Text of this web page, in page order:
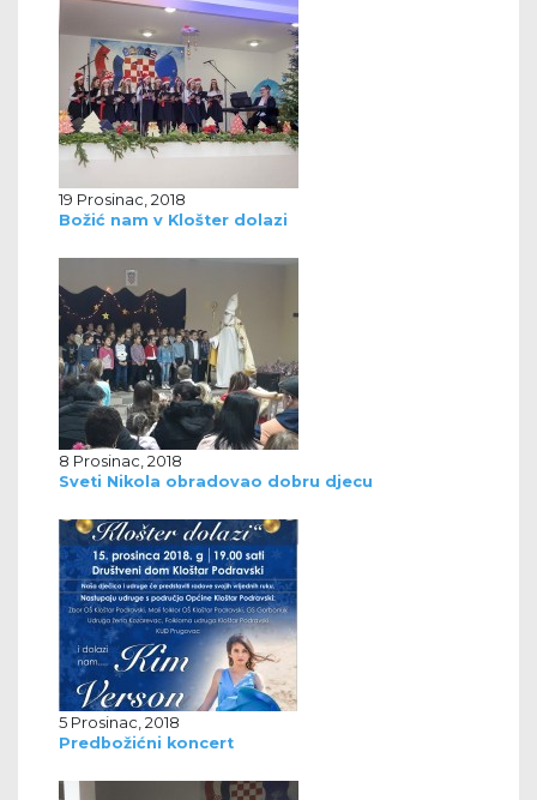
19 Prosinac, 2018
Božić nam v Klošter dolazi
8 Prosinac, 2018
Sveti Nikola obradovao dobru djecu
5 Prosinac, 2018
Predbožićni koncert